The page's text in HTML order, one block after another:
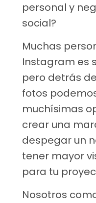
personal y
social?
Muchas
Instagram es
pero detrás
fotos
muchísimas
crear una
despegar un
tener mayor
para tu
Nosotros